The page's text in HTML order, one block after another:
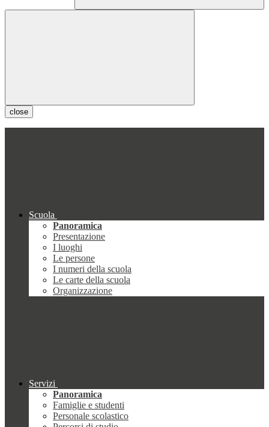
close
Scuola
Panoramica
Presentazione
I luoghi
Le persone
I numeri della scuola
Le carte della scuola
Organizzazione
Servizi
Panoramica
Famiglie e studenti
Personale scolastico